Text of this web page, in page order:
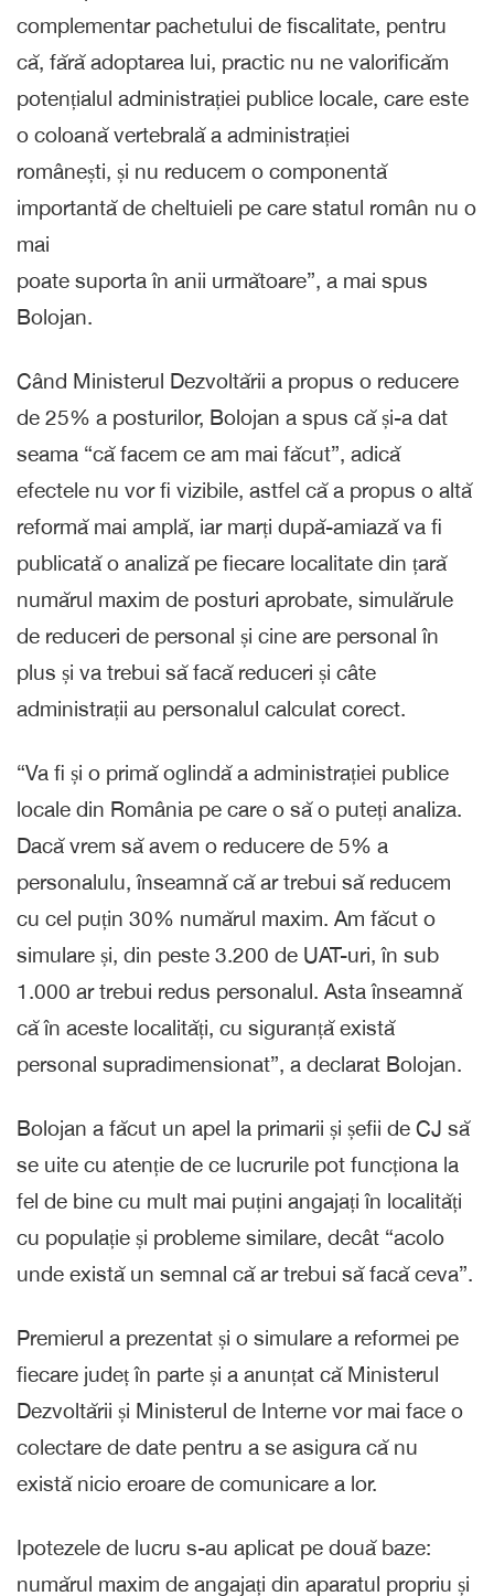
complementar pachetului de fiscalitate, pentru
că, fără adoptarea lui, practic nu ne valorificăm
potențialul administrației publice locale, care este
o coloană vertebrală a administrației
românești, și nu reducem o componentă
importantă de cheltuieli pe care statul român nu o
mai
poate suporta în anii următoare”, a mai spus
Bolojan.
Când Ministerul Dezvoltării a propus o reducere
de 25% a posturilor, Bolojan a spus că și-a dat
seama “că facem ce am mai făcut”, adică
efectele nu vor fi vizibile, astfel că a propus o altă
reformă mai amplă, iar marți după-amiază va fi
publicată o analiză pe fiecare localitate din țară
numărul maxim de posturi aprobate, simulărule
de reduceri de personal și cine are personal în
plus și va trebui să facă reduceri și câte
administrații au personalul calculat corect.
“Va fi și o primă oglindă a administrației publice
locale din România pe care o să o puteți analiza.
Dacă vrem să avem o reducere de 5% a
personalulu, înseamnă că ar trebui să reducem
cu cel puțin 30% numărul maxim. Am făcut o
simulare și, din peste 3.200 de UAT-uri, în sub
1.000 ar trebui redus personalul. Asta înseamnă
că în aceste localități, cu siguranță există
personal supradimensionat”, a declarat Bolojan.
Bolojan a făcut un apel la primarii și șefii de CJ să
se uite cu atenție de ce lucrurile pot funcționa la
fel de bine cu mult mai puțini angajați în localități
cu populație și probleme similare, decât “acolo
unde există un semnal că ar trebui să facă ceva”.
Premierul a prezentat și o simulare a reformei pe
fiecare județ în parte și a anunțat că Ministerul
Dezvoltării și Ministerul de Interne vor mai face o
colectare de date pentru a se asigura că nu
există nicio eroare de comunicare a lor.
Ipotezele de lucru s-au aplicat pe două baze:
numărul maxim de angajați din aparatul propriu și